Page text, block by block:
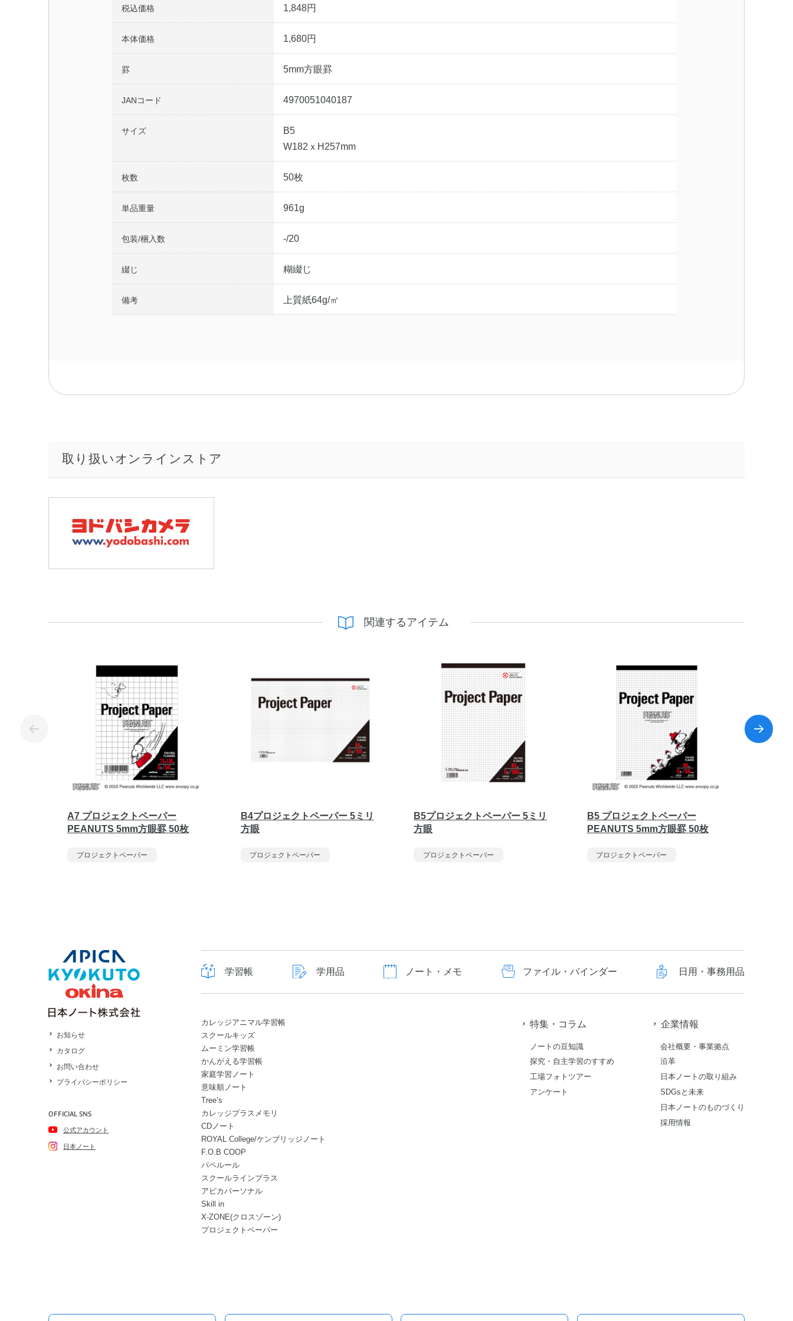
税込価格 1,848円
本体価格 1,680円
罫 5mm方眼罫
JANコード 4970051040187
サイズ
B5
W182ｘH257mm
枚数 50枚
単品重量 961g
包装/梱入数 -/20
綴じ 糊綴じ
備考 上質紙64g/㎡
取り扱いオンラインストア
関連するアイテム
A7 プロジェクトペーパー
PEANUTS 5mm方眼罫 50枚
プロジェクトペーパー
B4プロジェクトペーパー 5ミリ
方眼
プロジェクトペーパー
B5プロジェクトペーパー 5ミリ
方眼
プロジェクトペーパー
B5 プロジェクトペーパー
PEANUTS 5mm方眼罫 50枚
プロジェクトペーパー
お知らせ
カタログ
お問い合わせ
プライバシーポリシー
OFFICIAL SNS
公式アカウント
日本ノート
学習帳 学用品 ノート・メモ ファイル・バインダー 日用・事務用品
カレッジアニマル学習帳
スクールキッズ
ムーミン学習帳
かんがえる学習帳
家庭学習ノート
意味順ノート
Tree’s
カレッジプラスメモリ
CDノート
ROYAL College/ケンブリッジノート
F.O.B COOP
パペルール
スクールラインプラス
アピカパーソナル
Skill in
X-ZONE(クロスゾーン)
プロジェクトペーパー
特集・コラム
ノートの豆知識
探究・自主学習のすすめ
工場フォトツアー
アンケート
企業情報
会社概要・事業拠点
沿革
日本ノートの取り組み
SDGsと未来
日本ノートのものづくり
採用情報